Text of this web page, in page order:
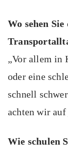
Wo sehen
„Vor allem in
oder eine
schnell
achten wir
Wie schulen